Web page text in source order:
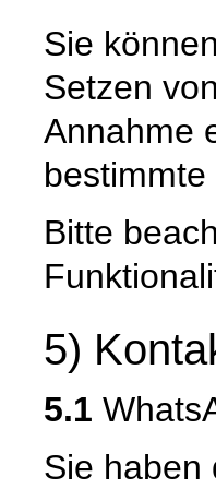
Sie
Setzen
Annahme
Bitte
5)
5.1
Sie haben